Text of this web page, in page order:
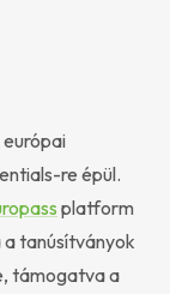
re épül.
platform
tanúsítványok
támogatva a